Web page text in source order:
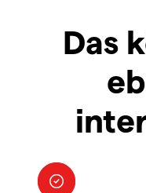
Das